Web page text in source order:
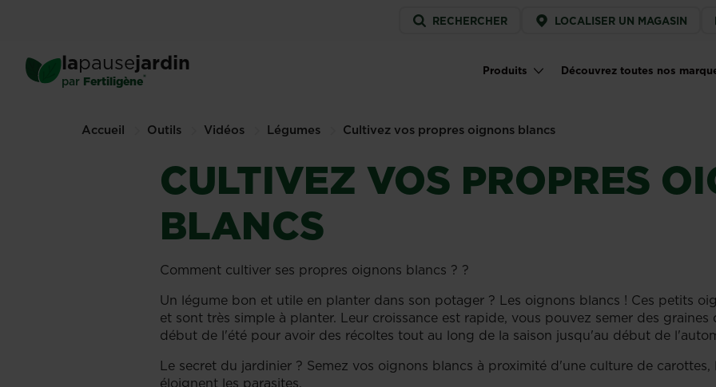
content
Service
menu
RECHERCHER LOCALISER UN MAGASIN
lapausejardin
par Fertiligène® Main navigation
Produits Découvrez toutes nos
Accueil Outils Vidéos Légumes Cultivez vos propres oignons blancs
CULTIVEZ VOS PROPRES
BLANCS
Comment cultiver ses propres oignons blancs ? ?
Un légume bon et utile en planter dans son potager ? Les oignons blancs ! Ces petits
et sont très simple à planter. Leur croissance est rapide, vous pouvez semer des
début de l'été pour avoir des récoltes tout au long de la saison jusqu'au début de
Le secret du jardinier ? Semez vos oignons blancs à proximité d'une culture de carottes,
éloignent les parasites.